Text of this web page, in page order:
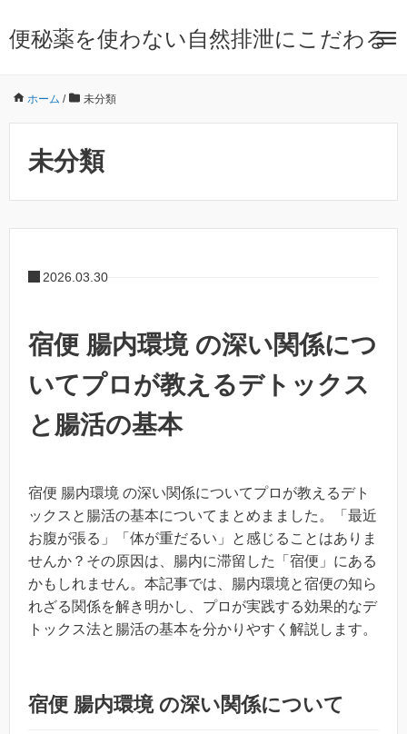
便秘薬を使わない自然排泄にこだわる
ホーム / 未分類
未分類
2026.03.30
宿便 腸内環境 の深い関係につ
いてプロが教えるデトックス
と腸活の基本
宿便 腸内環境 の深い関係についてプロが教えるデト
ックスと腸活の基本についてまとめまました。「最近
お腹が張る」「体が重だるい」と感じることはありま
せんか？その原因は、腸内に滞留した「宿便」にある
かもしれません。本記事では、腸内環境と宿便の知ら
れざる関係を解き明かし、プロが実践する効果的なデ
トックス法と腸活の基本を分かりやすく解説します。
宿便 腸内環境 の深い関係について